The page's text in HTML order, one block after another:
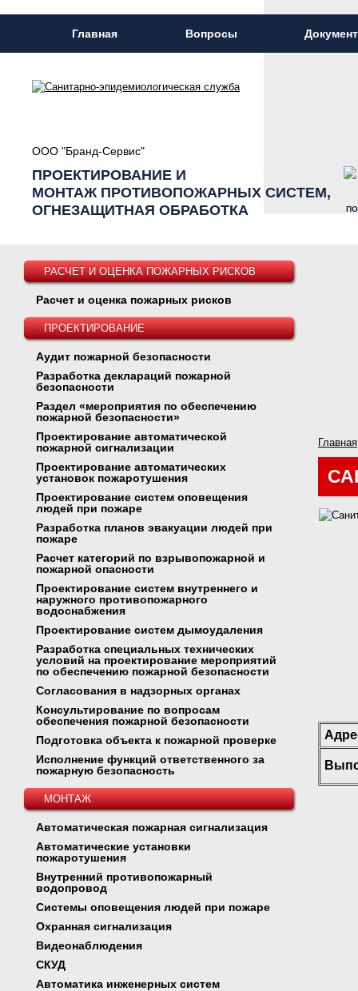
Главная Вопросы
ООО "Бранд-Сервис"
ПРОЕКТИРОВАНИЕ И
МОНТАЖ ПРОТИВОПОЖАРНЫХ СИСТЕМ,
ОГНЕЗАЩИТНАЯ ОБРАБОТКА
Главная
РАСЧЕТ И ОЦЕНКА ПОЖАРНЫХ РИСКОВ
Расчет и оценка пожарных рисков
ПРОЕКТИРОВАНИЕ
Аудит пожарной безопасности
Разработка деклараций пожарной
безопасности
Раздел «мероприятия по обеспечению
пожарной безопасности»
Проектирование автоматической
пожарной сигнализации
Проектирование автоматических
установок пожаротушения
Проектирование систем оповещения
людей при пожаре
Разработка планов эвакуации людей при
пожаре
Расчет категорий по взрывопожарной и
пожарной опасности
Проектирование систем внутреннего и
наружного противопожарного
водоснабжения
Проектирование систем дымоудаления
Разработка специальных технических
условий на проектирование мероприятий
по обеспечению пожарной безопасности
Согласования в надзорных органах
Консультирование по вопросам
обеспечения пожарной безопасности
Подготовка объекта к пожарной проверке
Исполнение функций ответственного за
пожарную безопасность
МОНТАЖ
Автоматическая пожарная сигнализация
Автоматические установки
пожаротушения
Внутренний противопожарный
водопровод
Системы оповещения людей при пожаре
Охранная сигнализация
Видеонаблюдения
СКУД
Автоматика инженерных систем